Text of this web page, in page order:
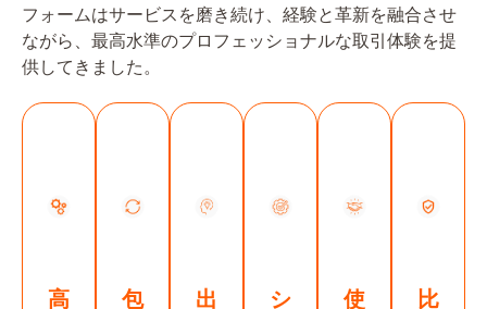
フォームはサービスを磨き続け、経験と革新を融合させ
ながら、最高水準のプロフェッショナルな取引体験を提
供してきました。
高
包
出
シ
使
比